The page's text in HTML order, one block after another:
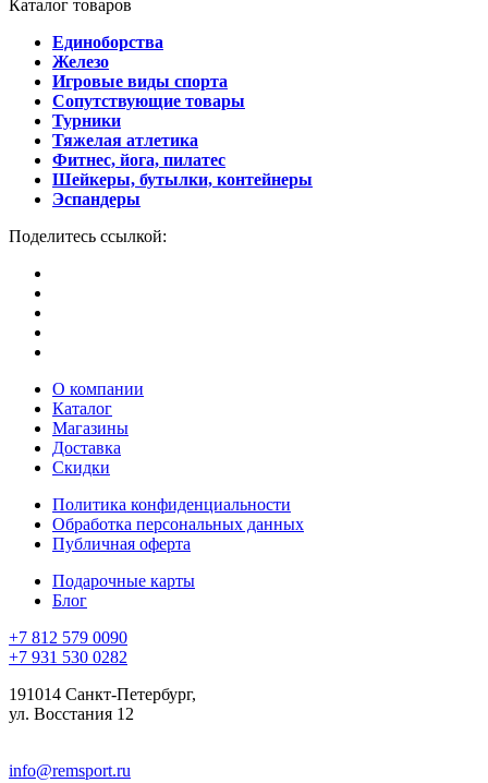
Каталог товаров
Единоборства
Железо
Игровые виды спорта
Сопутствующие товары
Турники
Тяжелая атлетика
Фитнес, йога, пилатес
Шейкеры, бутылки, контейнеры
Эспандеры
Поделитесь ссылкой:
О компании
Каталог
Магазины
Доставка
Скидки
Политика конфиденциальности
Обработка персональных данных
Публичная оферта
Подарочные карты
Блог
+7 812 579 0090
+7 931 530 0282
191014 Санкт-Петербург,
ул. Восстания 12
info@remsport.ru